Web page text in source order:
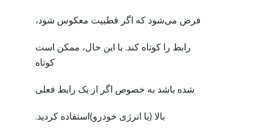
فرض می‌شود که اگر قطبیت معکوس شود،
رابط را کوتاه کند. با این حال، ممکن است
کوتاه
شده باشد به خصوص اگر از یک رابط فعلی
بالا (یا انرژی خودرو)استفاده کردید.